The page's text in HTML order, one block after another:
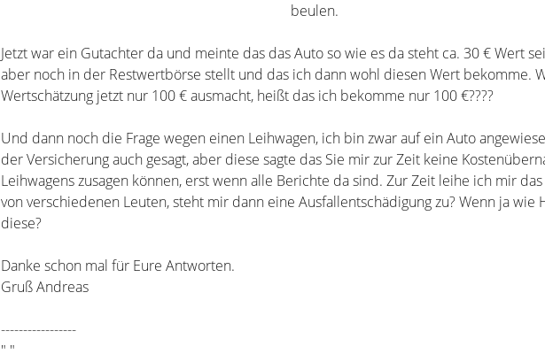
beulen.
Jetzt war ein Gutachter da und meinte das das Auto so wie es da steht ca. 30 € Wert
aber noch in der Restwertbörse stellt und das ich dann wohl diesen Wert bekomme.
Wertschätzung jetzt nur 100 € ausmacht, heißt das ich bekomme nur 100 €????
Und dann noch die Frage wegen einen Leihwagen, ich bin zwar auf ein Auto
der Versicherung auch gesagt, aber diese sagte das Sie mir zur Zeit keine
Leihwagens zusagen können, erst wenn alle Berichte da sind. Zur Zeit leihe ich mir
von verschiedenen Leuten, steht mir dann eine Ausfallentschädigung zu? Wenn ja wie
diese?
Danke schon mal für Eure Antworten.
Gruß Andreas
-----------------
" "